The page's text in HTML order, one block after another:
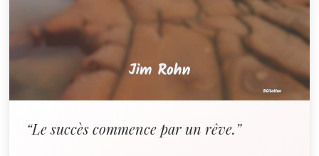
“Le succès commence par un rêve.”